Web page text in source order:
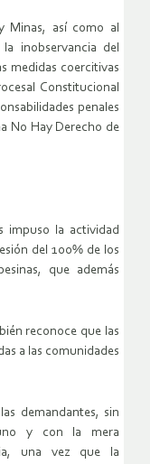
Minas, así como al
inobservancia del
medidas coercitivas
Constitucional
penales
No Hay Derecho de
impuso la actividad
del 100% de los
que además
reconoce que las
a las comunidades
demandantes, sin
y con la mera
una vez que la